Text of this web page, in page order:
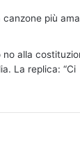
canzone più
no alla
La replica: “Ci